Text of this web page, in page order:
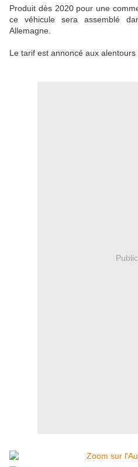
Produit dès 2020 pour une
ce véhicule sera assemblé
Allemagne.
Le tarif est annoncé aux